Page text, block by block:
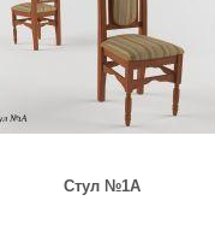
Стул №1А